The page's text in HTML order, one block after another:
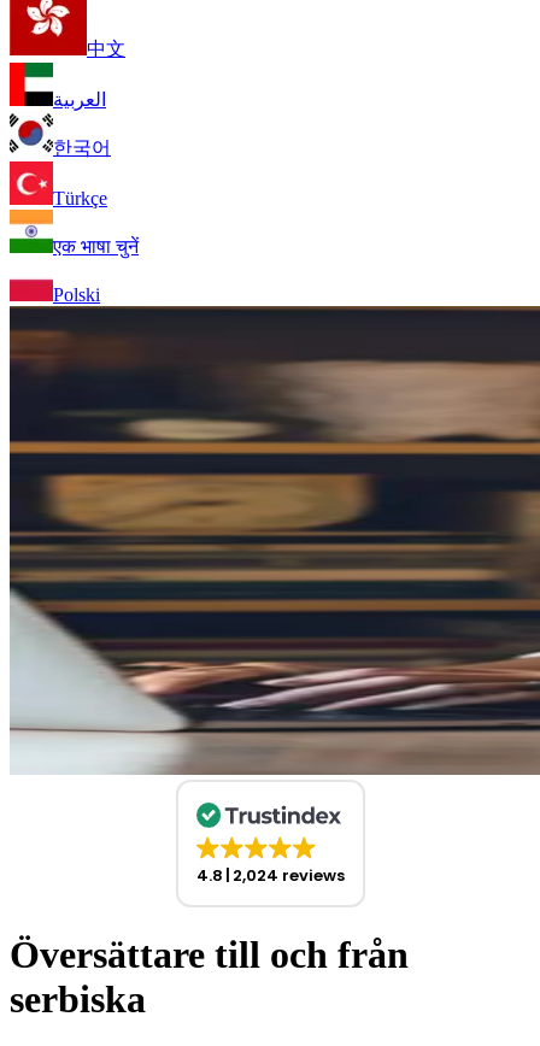
中文
العربية
한국어
Türkçe
एक भाषा चुनें
Polski
4.8 2,024 reviews
Översättare till och från
serbiska